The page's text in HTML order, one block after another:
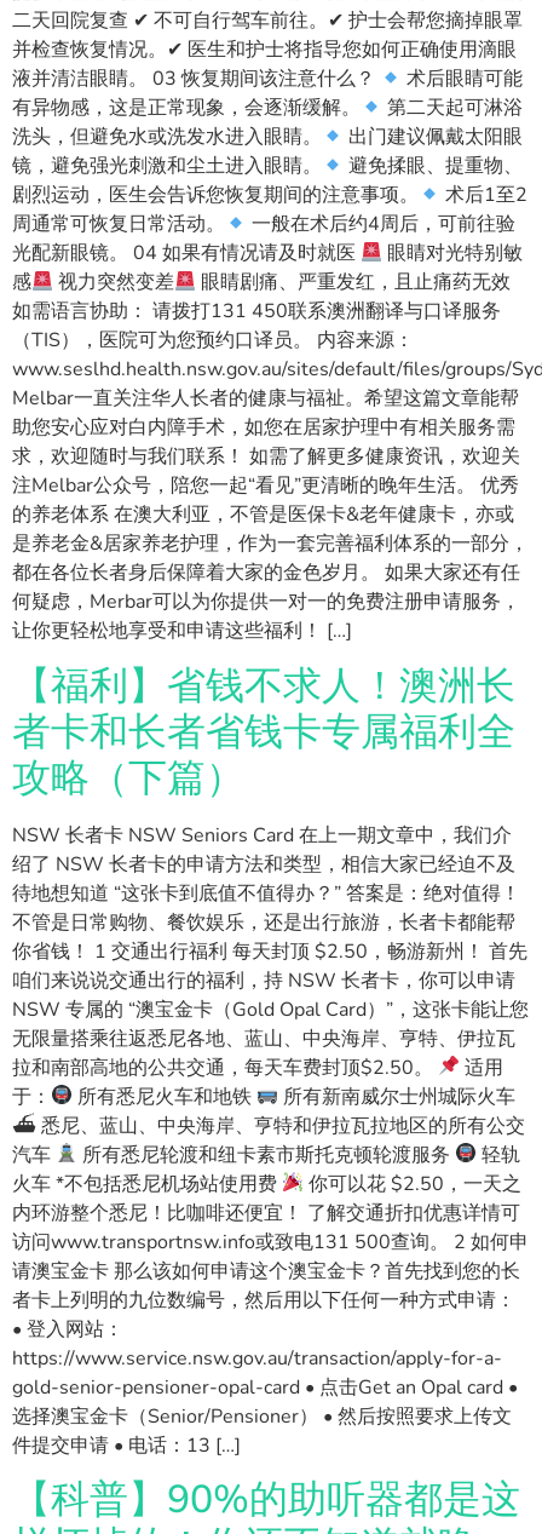
二天回院复查 ✔ 不可自行驾车前往。✔ 护士会帮您摘掉眼罩
并检查恢复情况。✔ 医生和护士将指导您如何正确使用滴眼
液并清洁眼睛。 03 恢复期间该注意什么？
术后眼睛可能
有异物感，这是正常现象，会逐渐缓解。
第二天起可淋浴
洗头，但避免水或洗发水进入眼睛。
出门建议佩戴太阳眼
镜，避免强光刺激和尘土进入眼睛。
避免揉眼、提重物、
剧烈运动，医生会告诉您恢复期间的注意事项。
术后1至2
周通常可恢复日常活动。
一般在术后约4周后，可前往验
光配新眼镜。 04 如果有情况请及时就医
眼睛对光特别敏
感
视力突然变差
眼睛剧痛、严重发红，且止痛药无效
如需语言协助： 请拨打131 450联系澳洲翻译与口译服务
（TIS），医院可为您预约口译员。 内容来源：
www.seslhd.health.nsw.gov.au/sites/default/files/groups/
Melbar一直关注华人长者的健康与福祉。希望这篇文章能帮
助您安心应对白内障手术，如您在居家护理中有相关服务需
求，欢迎随时与我们联系！ 如需了解更多健康资讯，欢迎关
注Melbar公众号，陪您一起“看见”更清晰的晚年生活。 优秀
的养老体系 在澳大利亚，不管是医保卡&老年健康卡，亦或
是养老金&居家养老护理，作为一套完善福利体系的一部分，
都在各位长者身后保障着大家的金色岁月。 如果大家还有任
何疑虑，Merbar可以为你提供一对一的免费注册申请服务，
让你更轻松地享受和申请这些福利！ […]
【福利】省钱不求人！澳洲长
者卡和长者省钱卡专属福利全
攻略（下篇）
NSW 长者卡 NSW Seniors Card 在上一期文章中，我们介
绍了 NSW 长者卡的申请方法和类型，相信大家已经迫不及
待地想知道 “这张卡到底值不值得办？” 答案是：绝对值得！
不管是日常购物、餐饮娱乐，还是出行旅游，长者卡都能帮
你省钱！ 1 交通出行福利 每天封顶 $2.50，畅游新州！ 首先
咱们来说说交通出行的福利，持 NSW 长者卡，你可以申请
NSW 专属的 “澳宝金卡（Gold Opal Card）”，这张卡能让您
无限量搭乘往返悉尼各地、蓝山、中央海岸、亨特、伊拉瓦
拉和南部高地的公共交通，每天车费封顶$2.50。
适用
于：
所有悉尼火车和地铁
所有新南威尔士州城际火车
⛴ 悉尼、蓝山、中央海岸、亨特和伊拉瓦拉地区的所有公交
汽车
所有悉尼轮渡和纽卡素市斯托克顿轮渡服务
轻轨
火车 *不包括悉尼机场站使用费
你可以花 $2.50，一天之
内环游整个悉尼！比咖啡还便宜！ 了解交通折扣优惠详情可
访问www.transportnsw.info或致电131 500查询。 2 如何申
请澳宝金卡 那么该如何申请这个澳宝金卡？首先找到您的长
者卡上列明的九位数编号，然后用以下任何一种方式申请：
• 登入网站：
https://www.service.nsw.gov.au/transaction/apply-for-a-
gold-senior-pensioner-opal-card • 点击Get an Opal card •
选择澳宝金卡（Senior/Pensioner） • 然后按照要求上传文
件提交申请 • 电话：13 […]
【科普】90%的助听器都是这